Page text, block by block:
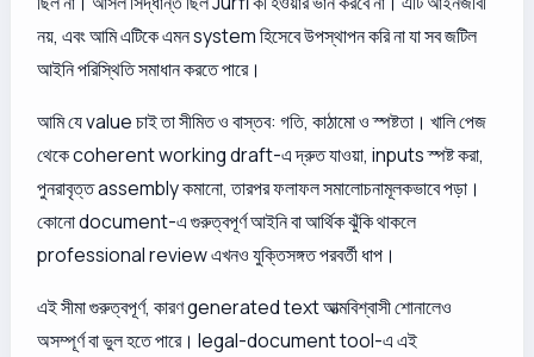
নয়, এবং আমি এটিকে এমন system হিসেবে উপস্থাপন করি না যা সব জটিল
আইনি পরিস্থিতি সমাধান করতে পারে।
আমি যে value চাই তা সীমিত ও বাস্তব: গতি, কাঠামো ও স্পষ্টতা। খালি পেজ
থেকে coherent working draft-এ দ্রুত যাওয়া, inputs স্পষ্ট করা,
পুনরাবৃত্ত assembly কমানো, তারপর ফলাফল সমালোচনামূলকভাবে পড়া।
কোনো document-এ গুরুত্বপূর্ণ আইনি বা আর্থিক ঝুঁকি থাকলে
professional review এখনও যুক্তিসঙ্গত পরবর্তী ধাপ।
এই সীমা গুরুত্বপূর্ণ, কারণ generated text আত্মবিশ্বাসী শোনালেও
অসম্পূর্ণ বা ভুল হতে পারে। legal-document tool-এ এই